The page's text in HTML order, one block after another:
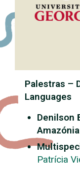
Palestras –
Languages
Denilson
Patrícia